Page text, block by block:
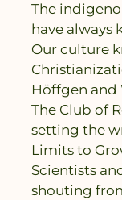
The
have always
Our culture
Höffgen and
The Club of
setting the
Limits to
Scientists
shouting